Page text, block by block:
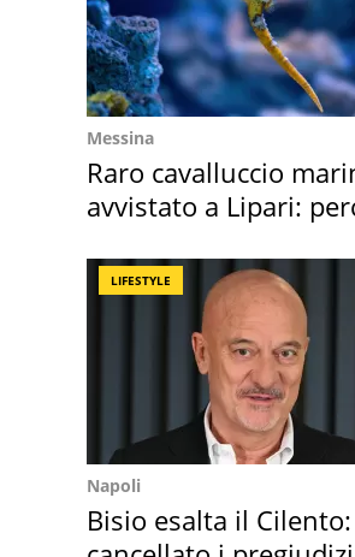
Messina
Raro cavalluccio
avvistato a Lipari:
LIFESTYLE
Napoli
Bisio esalta il